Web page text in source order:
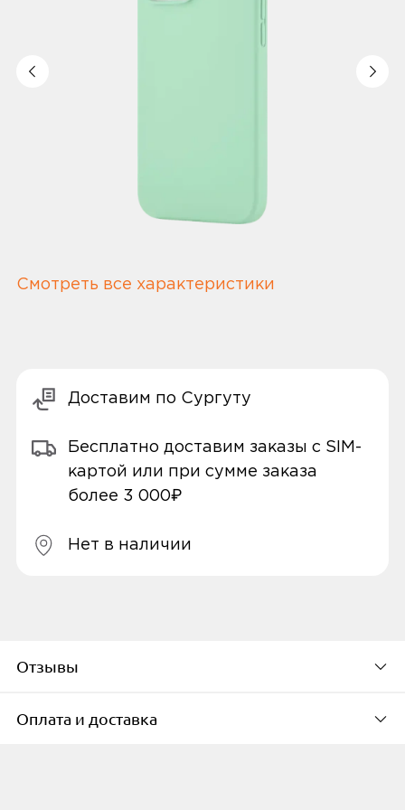
Смотреть все характеристики
Доставим по Сургуту
Бесплатно доставим заказы с SIM-
картой или при сумме заказа
более 3 000₽
Нет в наличии
Отзывы
Будьте первым, кто
Оплата и доставка